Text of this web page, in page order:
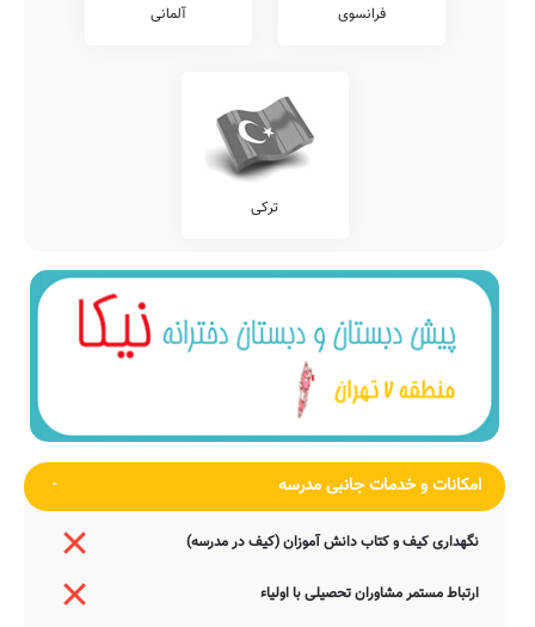
فرانسوی آلمانی
ترکی
امکانات و خدمات جانبی مدرسه
نگهداری کیف و کتاب دانش آموزان (کیف در مدرسه)
ارتباط مستمر مشاوران تحصیلی با اولیاء